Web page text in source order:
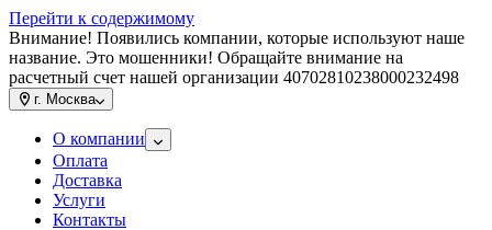
Перейти к содержимому
Внимание! Появились компании, которые используют наше
название. Это мошенники! Обращайте внимание на
расчетный счет нашей организации 40702810238000232498
г. Москва
О компании
Оплата
Доставка
Услуги
Контакты